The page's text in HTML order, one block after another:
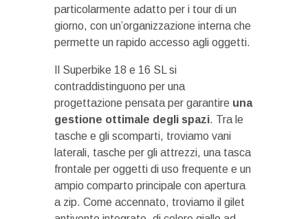
particolarmente adatto per i tour di un
giorno, con un’organizzazione interna che
permette un rapido accesso agli oggetti.
Il Superbike 18 e 16 SL si
contraddistinguono per una
progettazione pensata per garantire una
gestione ottimale degli spazi. Tra le
tasche e gli scomparti, troviamo vani
laterali, tasche per gli attrezzi, una tasca
frontale per oggetti di uso frequente e un
ampio comparto principale con apertura
a zip. Come accennato, troviamo il gilet